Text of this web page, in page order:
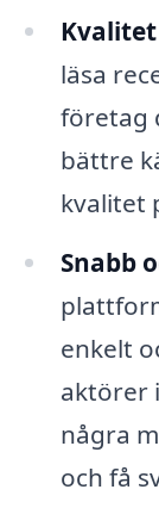
läsa
företag
bättre
kvalitet
Snabb
enkelt
aktörer
några
och få